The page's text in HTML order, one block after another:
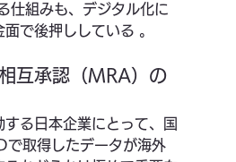
仕組みも、デジタル化に
で後押ししている 。
互承認（MRA）の
する日本企業にとって、国
で取得したデータが海外